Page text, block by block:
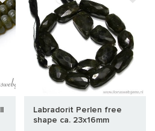
Labradorit Perlen free
shape ca. 23x16mm